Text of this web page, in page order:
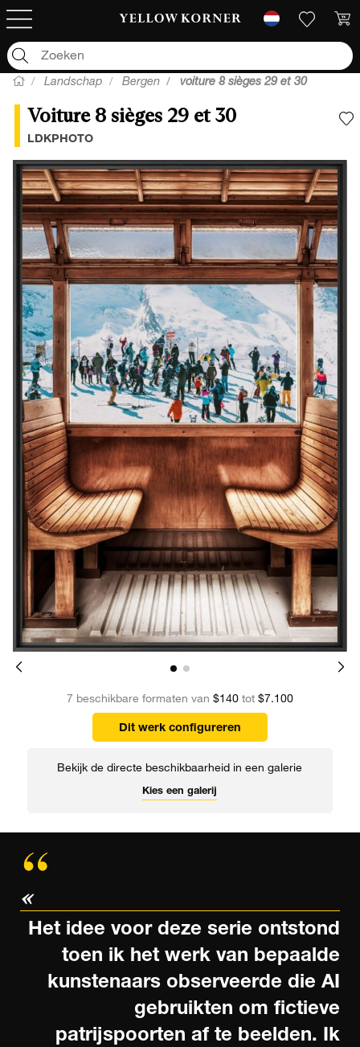
Landschap Bergen voiture 8 sièges 29 et 30
Voiture 8 sièges 29 et 30
LDKPHOTO
7 beschikbare formaten van $140 tot $7.100
Dit werk configureren
Bekijk de directe beschikbaarheid in een galerie
Kies een galerij
Het idee voor deze serie ontstond
toen ik het werk van bepaalde
kunstenaars observeerde die AI
gebruikten om fictieve
patrijspoorten af te beelden. Ik